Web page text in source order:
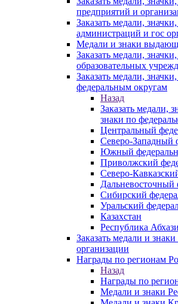
предприятий и
Заказать медали,
администраций и гос
Медали и знаки
Заказать медали,
образовательных
Заказать медали,
федеральным округам
Назад
Заказать медали,
знаки по
Центральный
Северо-Западный
Южный
Приволжский
Северо-
Дальневосточный
Сибирский
Уральский
Казахстан
Республика
Заказать медали и
организации
Награды по регионам
Назад
Награды по
Медали и знаки